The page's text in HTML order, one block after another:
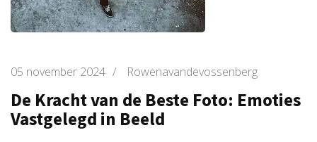
05 november 2024 / Rowenavandevossenberg
De Kracht van de Beste Foto: Emoties
Vastgelegd in Beeld